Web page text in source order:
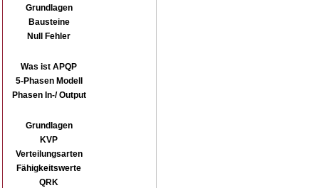
Grundlagen
Bausteine
Null Fehler
Was ist APQP
5-Phasen Modell
Phasen In-/ Output
Grundlagen
KVP
Verteilungsarten
Fähigkeitswerte
QRK